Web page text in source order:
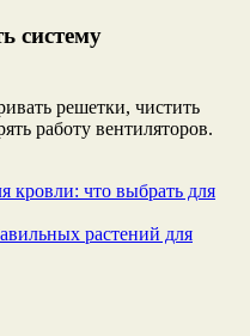
систему
решетки, чистить
работу вентиляторов.
кровли: что выбрать для
растений для